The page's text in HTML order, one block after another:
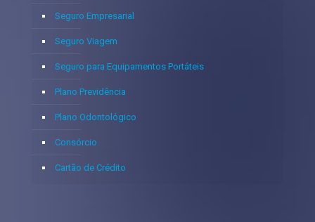
Seguro Empresarial
Seguro Viagem
Seguro para Equipamentos Portáteis
Plano Previdência
Plano Odontológico
Consórcio
Cartão de Crédito